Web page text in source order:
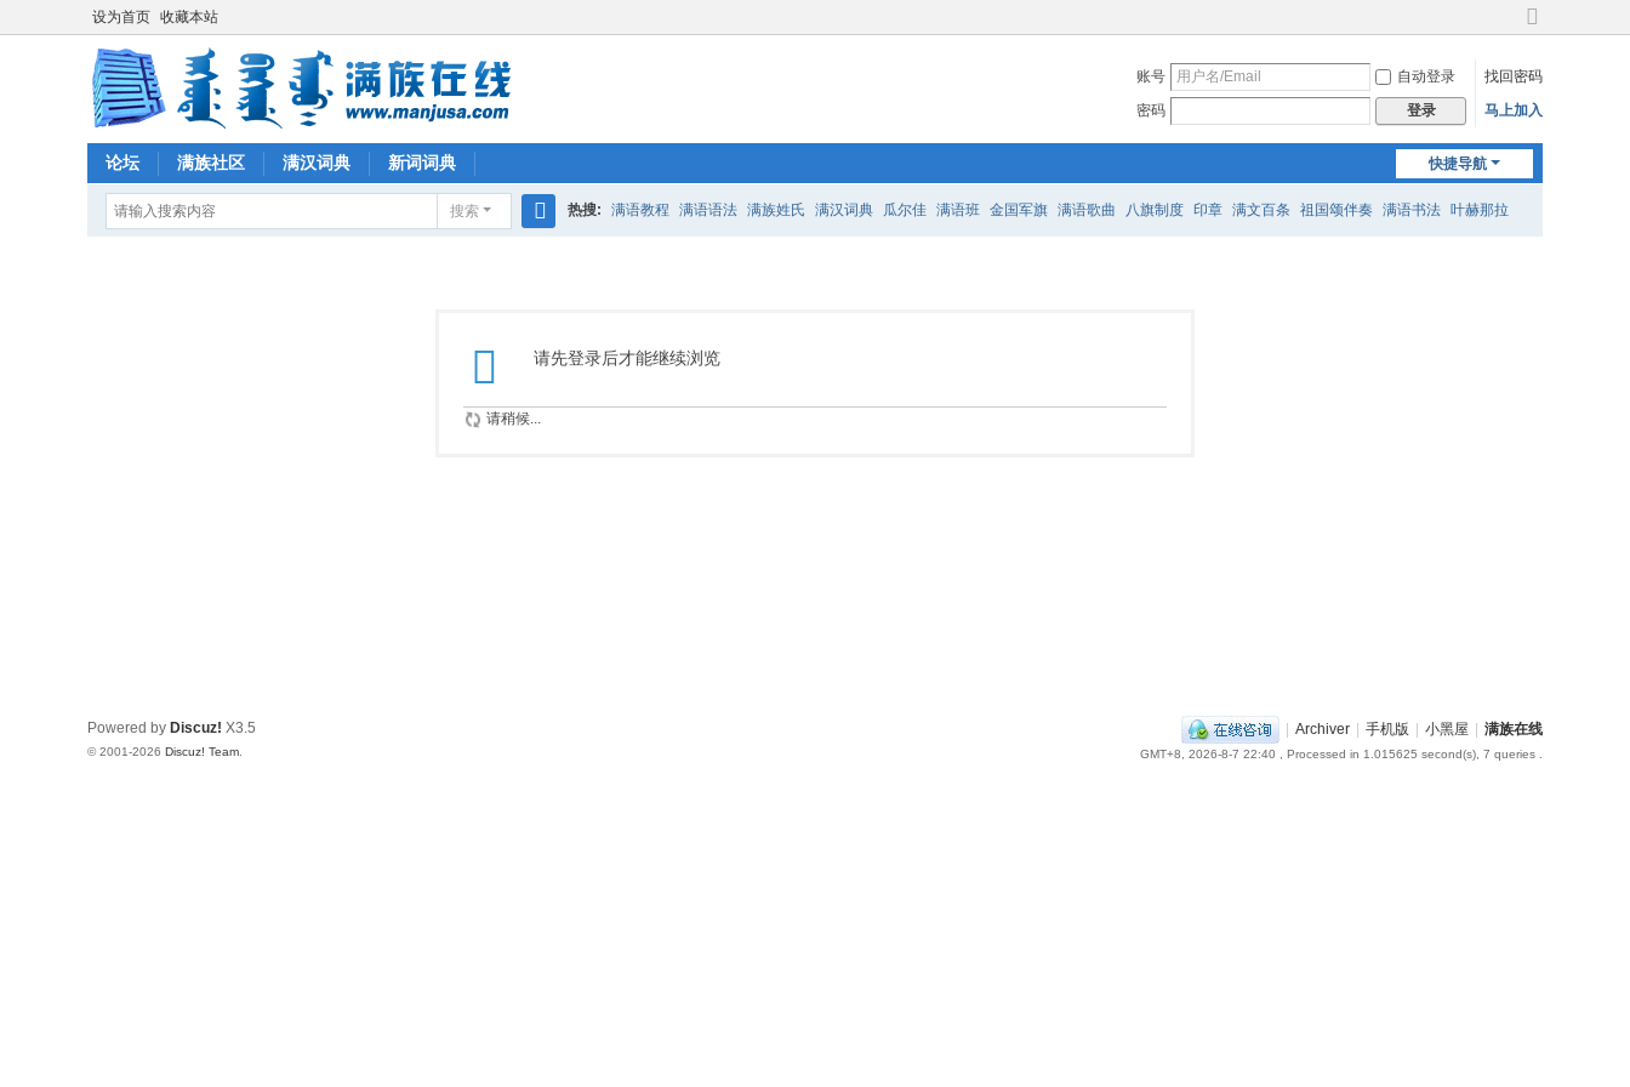
设为首页 收藏本站
切
到
宽
账号 自动登录
找回密码
密码
登录 马上加入
快捷导航
论坛 满族社区 满汉词典 新词词典
搜索 热搜: 满语教程 满语语法 满族姓氏 满汉词典 瓜尔佳 满语班 金国军旗 满语歌曲 八旗制度 印章 满文百条 祖国颂伴奏 满语书法 叶赫那拉
请先登录后才能继续浏览
请稍候...
| Archiver | 手机版 | 小黑屋 | 满族在线
GMT+8, 2026-8-7 22:40 , Processed in 1.015625 second(s), 7 queries .
Powered by Discuz! X3.5
© 2001-2026 Discuz! Team